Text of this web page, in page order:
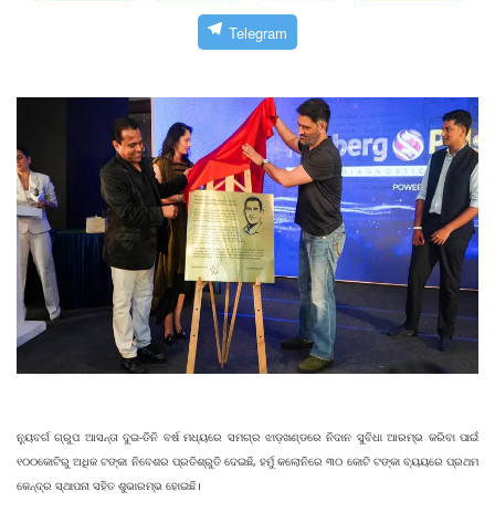
Telegram
ନ୍ୟୁବର୍ଗ ଗ୍ରୁପ ଆସନ୍ତା ଦୁଇ-ତିନି ବର୍ଷ ମଧ୍ୟରେ ସମଗ୍ର ଝାଡ଼ଖଣ୍ଡରେ ନିଦାନ ସୁବିଧା ଆରମ୍ଭ କରିବା ପାଇଁ
୧୦୦କୋଟିରୁ ଅଧିକ ଟଙ୍କା ନିବେଶର ପ୍ରତିଶ୍ରୁତି ଦେଇଛି, ହର୍ମୁ କଲୋନିରେ ୩୦ କୋଟି ଟଙ୍କା ବ୍ୟୟରେ ପ୍ରଥମ
କେନ୍ଦ୍ର ସ୍ଥାପନା ସହିତ ଶୁଭାରମ୍ଭ ହୋଇଛି।